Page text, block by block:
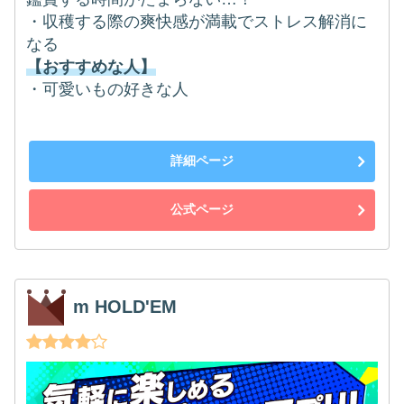
・収穫する際の爽快感が満載でストレス解消に
なる
【おすすめな人】
・可愛いもの好きな人
詳細ページ
公式ページ
m HOLD'EM